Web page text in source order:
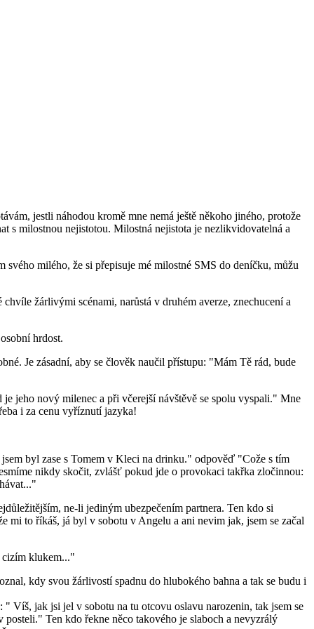
jestli náhodou kromě mne nemá ještě někoho jiného, protože
s milostnou nejistotou. Milostná nejistota je nezlikvidovatelná a
milého, že si přepisuje mé milostné SMS do deníčku, můžu
žárlivými scénami, narůstá v druhém averze, znechucení a
hrdost.
Je zásadní, aby se člověk naučil přístupu: "Mám Tě rád, bude
jeho nový milenec a při včerejší návštěvě se spolu vyspali." Mne
i za cenu vyříznutí jazyka!
byl zase s Tomem v Kleci na drinku." odpověď "Cože s tím
nikdy skočit, zvlášť pokud jde o provokaci takřka zločinnou:
ne-li jediným ubezpečením partnera. Ten kdo si
mi to říkáš, já byl v sobotu v Angelu a ani nevim jak, jsem se začal
cizím klukem..."
kdy svou žárlivostí spadnu do hlubokého bahna a tak se budu i
Víš, jak jsi jel v sobotu na tu otcovu oslavu narozenin, tak jsem se
Ten kdo řekne něco takového je slaboch a nevyzrálý